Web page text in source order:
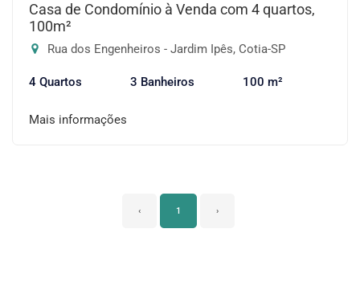
Casa de Condomínio à Venda com 4 quartos,
100m²
Rua dos Engenheiros - Jardim Ipês, Cotia-SP
4 Quartos 3 Banheiros 100 m²
Mais informações
‹ 1 ›